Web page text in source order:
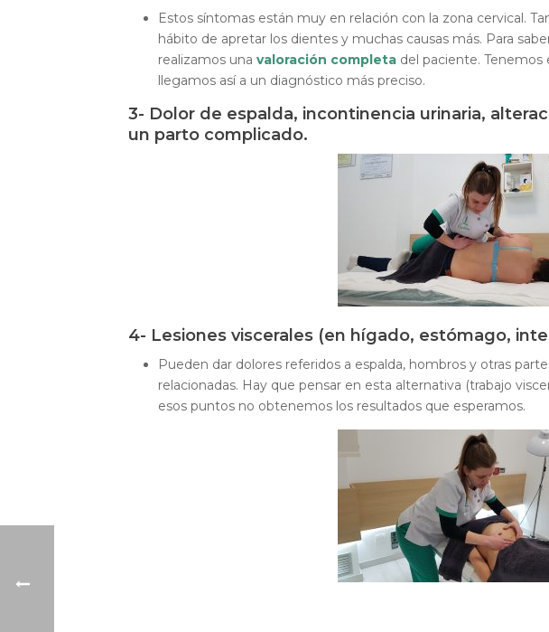
Estos síntomas están muy en relación con la zona cervical.
hábito de apretar los dientes y muchas causas más. Para
realizamos una valoración completadel paciente. Tenemos
llegamos así a un diagnóstico más preciso.
3- Dolor de espalda, incontinencia urinaria,
un parto complicado.
4- Lesiones viscerales (en hígado, estómago,
Pueden dar dolores referidos a espalda, hombros y otras
relacionadas. Hay que pensar en esta alternativa (trabajo
esos puntos no obtenemos los resultados que esperamos.